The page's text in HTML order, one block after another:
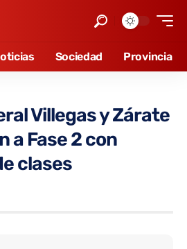
Sociedad Provincia
Villegas y Zárate
a Fase 2 con
clases